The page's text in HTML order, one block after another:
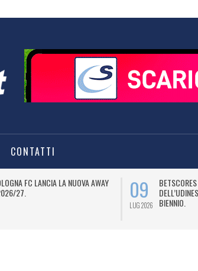
CONTATTI
FC LANCIA LA NUOVA AWAY
27.
09
LUG 2026
BIENNIO.